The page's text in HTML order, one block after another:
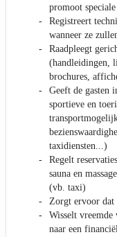
promoot
Registreert
wanneer ze
Raadpleegt
(handleidingen,
brochures,
Geeft de gasten
sportieve en
taxidiensten...)
Regelt
sauna en
(vb. taxi)
Zorgt ervoor dat
Wisselt
naar een